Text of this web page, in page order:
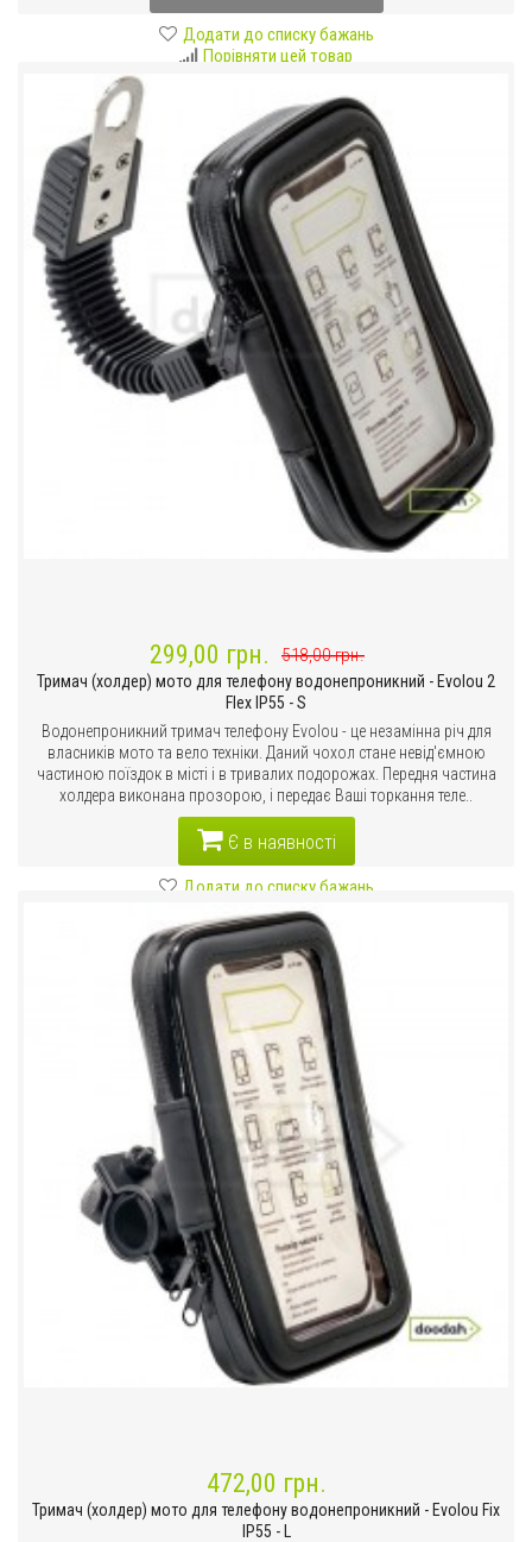
Додати до списку бажань
Порівняти цей товар
299,00 грн. 518,00 грн.
Тримач (холдер) мото для телефону водонепроникний - Evolou 2
Flex IP55 - S
Водонепроникний тримач телефону Evolou - це незамінна річ для
власників мото та вело техніки. Даний чохол стане невід'ємною
частиною поїздок в місті і в тривалих подорожах. Передня частина
холдера виконана прозорою, і передає Ваші торкання теле..
Є в наявності
Додати до списку бажань
Порівняти цей товар
472,00 грн.
Тримач (холдер) мото для телефону водонепроникний - Evolou Fix
IP55 - L